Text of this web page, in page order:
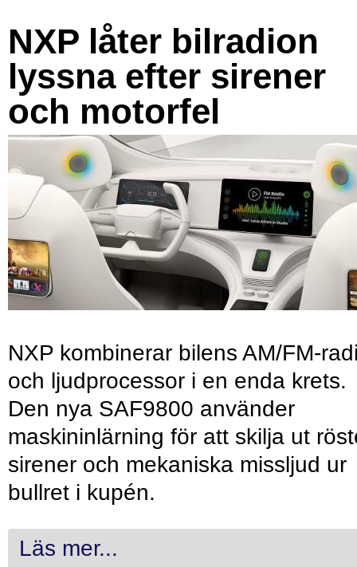
NXP låter bilradion
lyssna efter sirener
och motorfel
NXP kombinerar bilens AM/FM-
och ljudprocessor i en enda krets.
Den nya SAF9800 använder
maskininlärning för att skilja ut
sirener och mekaniska missljud ur
bullret i kupén.
Läs mer...